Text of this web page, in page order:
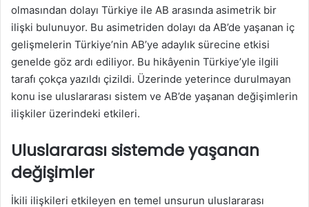
olmasından dolayı Türkiye ile AB arasında asimetrik bir
ilişki bulunuyor. Bu asimetriden dolayı da AB’de yaşanan iç
gelişmelerin Türkiye’nin AB’ye adaylık sürecine etkisi
genelde göz ardı ediliyor. Bu hikâyenin Türkiye’yle ilgili
tarafı çokça yazıldı çizildi. Üzerinde yeterince durulmayan
konu ise uluslararası sistem ve AB’de yaşanan değişimlerin
ilişkiler üzerindeki etkileri.
Uluslararası sistemde yaşanan
değişimler
İkili ilişkileri etkileyen en temel unsurun uluslararası